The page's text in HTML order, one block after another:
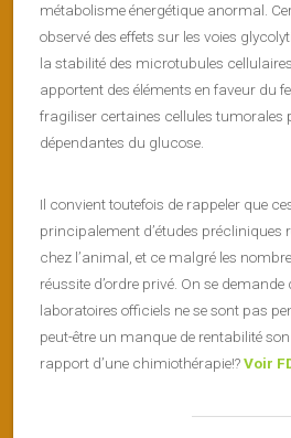
métabolisme énergétique anormal.
observé des effets sur les voies
la stabilité des microtubules
apportent des éléments en faveur du
fragiliser certaines cellules tumorales
dépendantes du glucose.
Il convient toutefois de rappeler que
principalement d’études précliniques
chez l’animal, et ce malgré les
réussite d’ordre privé. On se
laboratoires officiels ne se sont pas
peut-être un manque de rentabilité
rapport d’une chimiothérapie!?Voir